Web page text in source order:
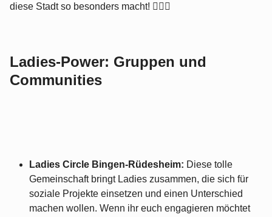
diese Stadt so besonders macht! 💁🏻‍♀️
Ladies-Power: Gruppen und
Communities
Ladies Circle Bingen-Rüdesheim: Diese tolle
Gemeinschaft bringt Ladies zusammen, die sich für
soziale Projekte einsetzen und einen Unterschied
machen wollen. Wenn ihr euch engagieren möchtet